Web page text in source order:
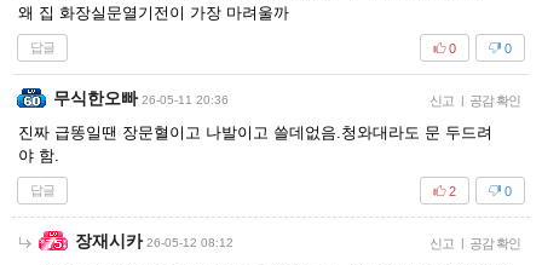
왜 집 화장실문열기전이 가장 마려울까
답글 0
0
무식한오빠 26-05-11 20:36 신고 | 공감 확인
진짜 급똥일땐 장문혈이고 나발이고 쓸데없음.청와대라도 문 두드려
야 함.
답글 0
2
장재시카 26-05-12 08:12 신고 | 공감 확인